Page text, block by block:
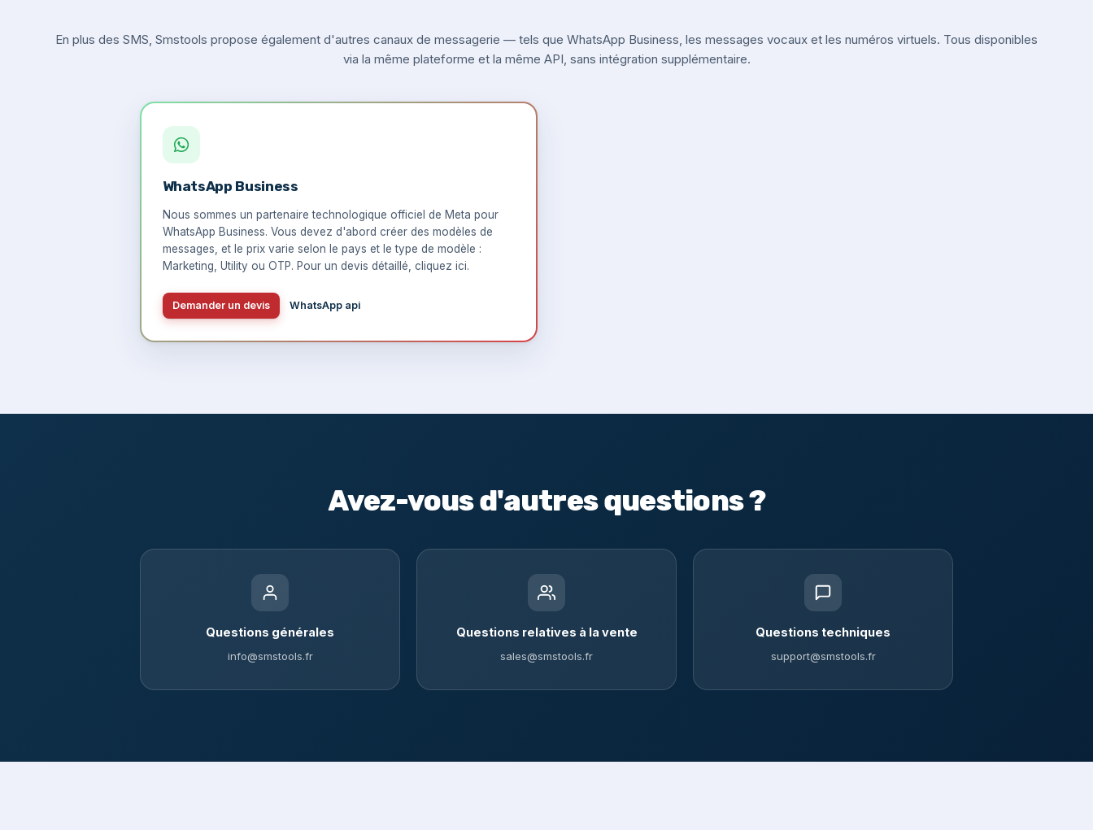
En plus des SMS, Smstools propose également d'autres canaux de messagerie — tels que WhatsApp Business, les messages vocaux et les numéros virtuels. Tous disponibles
via la même plateforme et la même API, sans intégration supplémentaire.
WhatsApp Business
Nous sommes un partenaire technologique officiel de Meta pour
WhatsApp Business. Vous devez d'abord créer des modèles de
messages, et le prix varie selon le pays et le type de modèle :
Marketing, Utility ou OTP. Pour un devis détaillé, cliquez ici.
Demander un devis WhatsApp api
Avez-vous d'autres questions ?
Questions générales
info@smstools.fr
Questions relatives à la vente
sales@smstools.fr
Questions techniques
support@smstools.fr